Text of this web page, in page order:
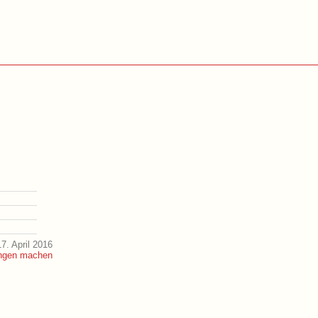
April 2016